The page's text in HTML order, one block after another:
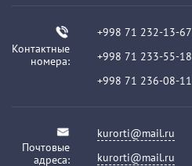
Контактные
номера:
+998 71 232-13-67
+998 71 233-55-18
+998 71 236-08-11
Почтовые
адреса:
kurorti@mail.ru
kurorti@mail.ru